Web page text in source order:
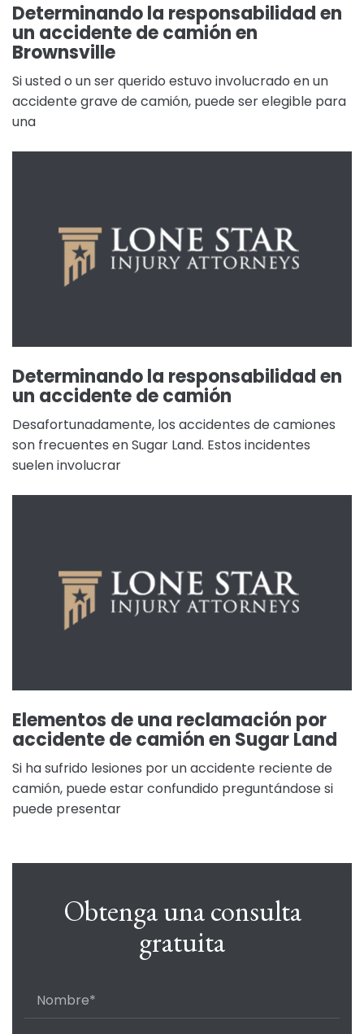
Determinando la responsabilidad en
un accidente de camión en
Brownsville
Si usted o un ser querido estuvo involucrado en un
accidente grave de camión, puede ser elegible para
una
Determinando la responsabilidad en
un accidente de camión
Desafortunadamente, los accidentes de camiones
son frecuentes en Sugar Land. Estos incidentes
suelen involucrar
Elementos de una reclamación por
accidente de camión en Sugar Land
Si ha sufrido lesiones por un accidente reciente de
camión, puede estar confundido preguntándose si
puede presentar
Obtenga una consulta
gratuita